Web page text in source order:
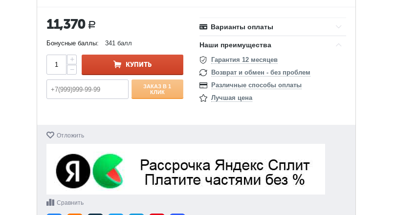
11,370 Р
Бонусные баллы: 341 балл
+
−
КУПИТЬ
ЗАКАЗ В 1
КЛИК
Варианты оплаты
Наши преимущества
Гарантия 12 месяцев
Возврат и обмен - без проблем
Различные способы оплаты
Лучшая цена
Отложить
Сравнить